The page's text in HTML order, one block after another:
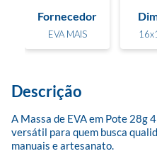
Fornecedor
EVA MAIS
Descrição
A Massa de EVA em Pote 28g
versátil para quem busca
manuais e artesanato.